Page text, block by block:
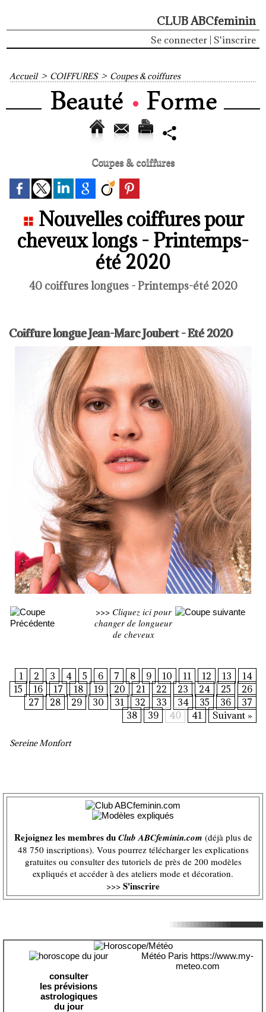
CLUB ABCfeminin
Se connecter S'inscrire
Accueil > COIFFURES > Coupes & coiffures
Coupes & coiffures
Nouvelles coiffures pour
cheveux longs - Printemps-
été 2020
40 coiffures longues - Printemps-été 2020
Coiffure longue Jean-Marc Joubert - Eté 2020
>>> Cliquez ici pour
changer de longueur
de cheveux
1 2 3 4 5 6 7 8 9 10 11 12 13
14
15
16 17 18 19 20 21 22 23 24 25
26
27
28 29 30 31 32 33 34 35 36
37
38
39 40 41 Suivant »
Sereine Monfort
Rejoignez les membres duClub ABCfeminin.com (déjà plus de
48 750 inscriptions). Vous pourrez télécharger les explications
gratuites ou consulter des tutoriels de près de 200 modèles
expliqués et accéder à des ateliers mode et décoration.
>>> S'inscrire
consulter
les prévisions
astrologiques
du jour
Météo Paris https://www.my-
meteo.com